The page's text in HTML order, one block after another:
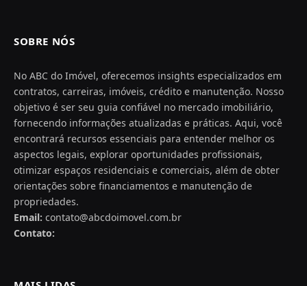
SOBRE NÓS
No ABC do Imóvel, oferecemos insights especializados em
contratos, carreiras, imóveis, crédito e manutenção. Nosso
objetivo é ser seu guia confiável no mercado imobiliário,
fornecendo informações atualizadas e práticas. Aqui, você
encontrará recursos essenciais para entender melhor os
aspectos legais, explorar oportunidades profissionais,
otimizar espaços residenciais e comerciais, além de obter
orientações sobre financiamentos e manutenção de
propriedades.
Email: contato@abcdoimovel.com.br
Contato: